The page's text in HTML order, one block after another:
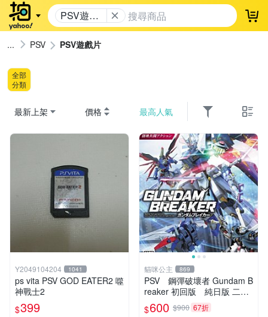
PSV遊戲
片
登
PSV PSV遊戲片
全部
分類
最新上架 價格 最高人氣
Y2049104204 1041
ps vita PSV GOD EATER2 噬
神戰士2
$399
貓咪公主 869
PSV 鋼彈破壞者 Gundam B
reaker 初回版 純日版 二手
品
$600 $900 67折